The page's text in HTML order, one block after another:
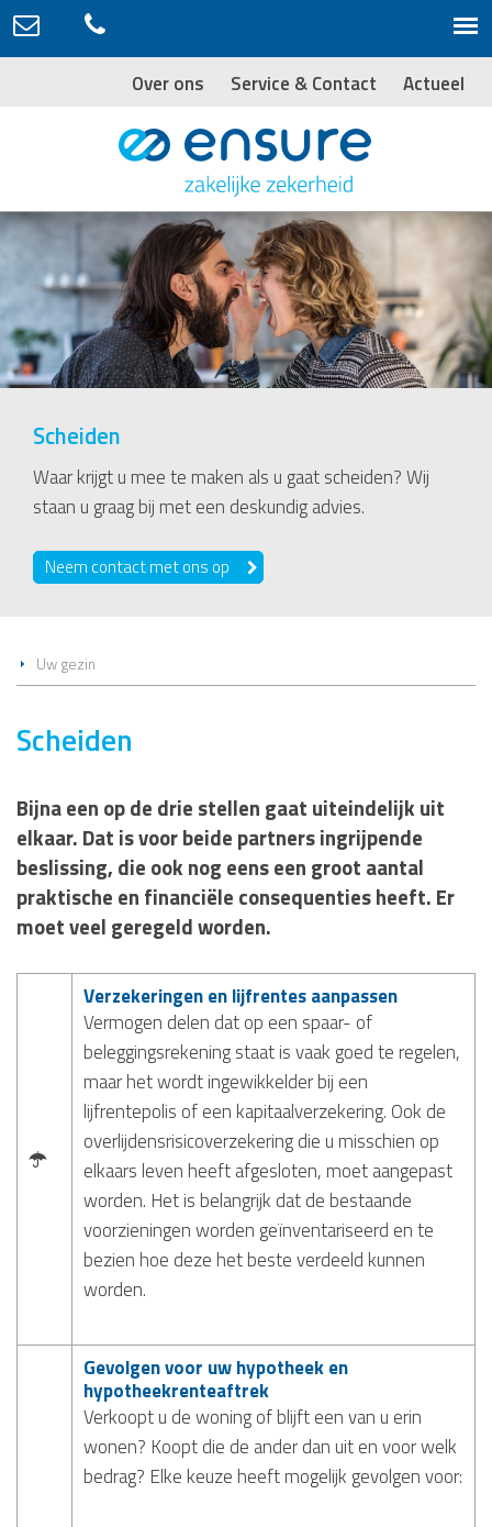
Over ons Service & Contact Actueel
Scheiden
Waar krijgt u mee te maken als u gaat scheiden? Wij
staan u graag bij met een deskundig advies.
Neem contact met ons op
Uw gezin
Scheiden
Bijna een op de drie stellen gaat uiteindelijk uit
elkaar. Dat is voor beide partners ingrijpende
beslissing, die ook nog eens een groot aantal
praktische en financiële consequenties heeft. Er
moet veel geregeld worden.
Verzekeringen en lijfrentes aanpassen
Vermogen delen dat op een spaar- of
beleggingsrekening staat is vaak goed te regelen,
maar het wordt ingewikkelder bij een
lijfrentepolis of een kapitaalverzekering. Ook de
overlijdensrisicoverzekering die u misschien op
elkaars leven heeft afgesloten, moet aangepast
worden. Het is belangrijk dat de bestaande
voorzieningen worden geïnventariseerd en te
bezien hoe deze het beste verdeeld kunnen
worden.
Gevolgen voor uw hypotheek en
hypotheekrenteaftrek
Verkoopt u de woning of blijft een van u erin
wonen? Koopt die de ander dan uit en voor welk
bedrag? Elke keuze heeft mogelijk gevolgen voor: